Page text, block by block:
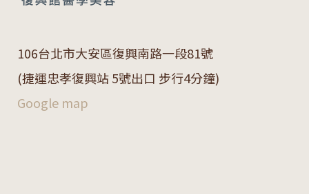
106台北市大安區復興南路一段81號
(捷運忠孝復興站 5號出口 步行4分鐘)
Google map